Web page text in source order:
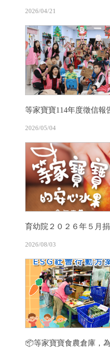
2026/04/21
等家寶寶114年度徵信報
2026/05/04
育幼院２０２６年５月
2026/08/03
📦等家寶寶食農倉庫，